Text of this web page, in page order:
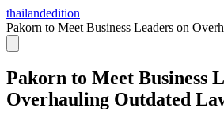
thailandedition
Pakorn to Meet Business Leaders on
Pakorn to Meet Business
Overhauling Outdated